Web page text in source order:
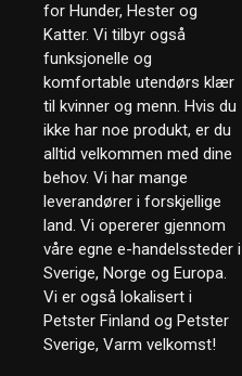
for Hunder, Hester og
Katter. Vi tilbyr også
funksjonelle og
komfortable utendørs klær
til kvinner og menn. Hvis du
ikke har noe produkt, er du
alltid velkommen med dine
behov. Vi har mange
leverandører i forskjellige
land. Vi opererer gjennom
våre egne e-handelssteder i
Sverige, Norge og Europa.
Vi er også lokalisert i
Petster Finland og Petster
Sverige, Varm velkomst!